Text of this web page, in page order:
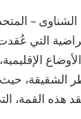
–
الشقيقة،
هذه